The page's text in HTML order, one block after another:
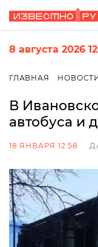
8 августа 2026
ГЛАВНАЯ
В
автобуса и
18 ЯНВАРЯ 12:58